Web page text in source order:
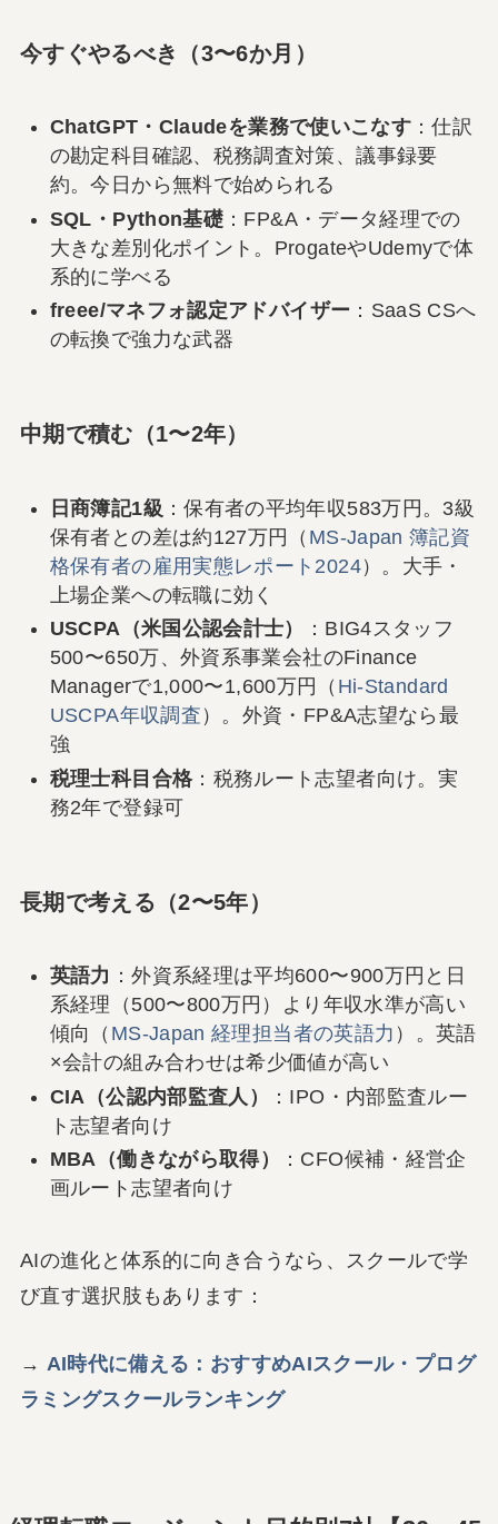
今すぐやるべき（3〜6か月）
ChatGPT・Claudeを業務で使いこなす ：仕訳
の勘定科目確認、税務調査対策、議事録要
約。今日から無料で始められる
SQL・Python基礎 ：FP&A・データ経理での
大きな差別化ポイント。ProgateやUdemyで体
系的に学べる
freee/マネフォ認定アドバイザー ：SaaS CSへ
の転換で強力な武器
中期で積む（1〜2年）
日商簿記1級 ：保有者の平均年収583万円。3級
保有者との差は約127万円（ MS-Japan 簿記資
格保有者の雇用実態レポート2024）。大手・
上場企業への転職に効く
USCPA（米国公認会計士）
：BIG4スタッフ
500〜650万、外資系事業会社のFinance
Managerで1,000〜1,600万円（ Hi-Standard
USCPA年収調査 ）。外資・FP&A志望なら最
強
税理士科目合格：税務ルート志望者向け。実
務2年で登録可
長期で考える（2〜5年）
英語力 ：外資系経理は平均600〜900万円と日
系経理（500〜800万円）より年収水準が高い
傾向（ MS-Japan 経理担当者の英語力 ）。英語
×会計の組み合わせは希少価値が高い
CIA（公認内部監査人）
：IPO・内部監査ルー
ト志望者向け
MBA（働きながら取得）
：CFO候補・経営企
画ルート志望者向け
AIの進化と体系的に向き合うなら、スクールで学
び直す選択肢もあります：
→ AI時代に備える：おすすめAIスクール・プログ
ラミングスクールランキング